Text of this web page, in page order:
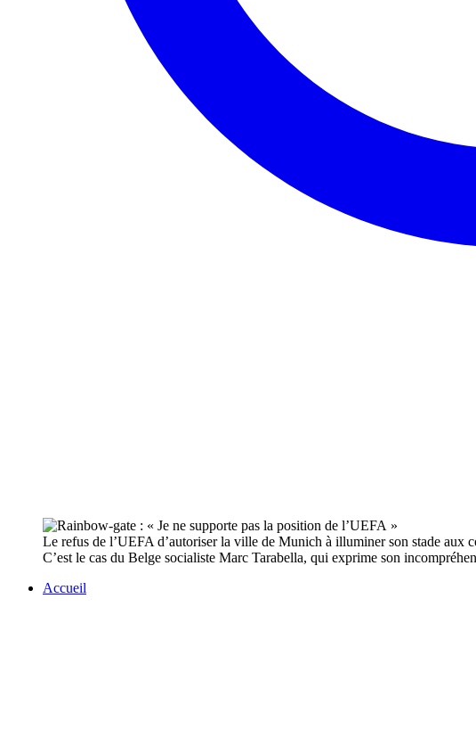
Le refus de l’UEFA d’autoriser la ville de Munich à illuminer son stade aux
C’est le cas du Belge socialiste Marc Tarabella, qui exprime son
Accueil